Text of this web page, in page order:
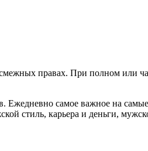
правах. При полном или
Ежедневно самое важное на
стиль, карьера и деньги,